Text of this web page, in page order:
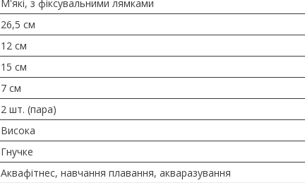
М'які, з фіксувальними лямками
26,5 см
12 см
15 см
7 см
2 шт. (пара)
Висока
Гнучке
Аквафітнес, навчання плавання, акваразування